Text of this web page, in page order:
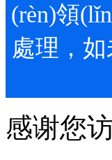
(rèn)領
處理
感谢您